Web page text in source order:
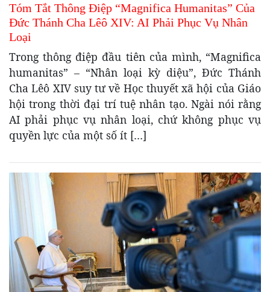
Tóm Tắt Thông Điệp “Magnifica Humanitas” Của
Đức Thánh Cha Lêô XIV: AI Phải Phục Vụ Nhân
Loại
Trong thông điệp đầu tiên của mình, “Magnifica
humanitas” – “Nhân loại kỳ diệu”, Đức Thánh
Cha Lêô XIV suy tư về Học thuyết xã hội của Giáo
hội trong thời đại trí tuệ nhân tạo. Ngài nói rằng
AI phải phục vụ nhân loại, chứ không phục vụ
quyền lực của một số ít […]